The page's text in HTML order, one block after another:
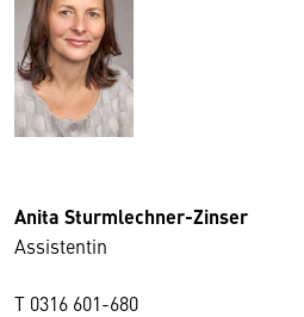
Anita Sturmlechner-Zinser
Assistentin
T 0316 601-680